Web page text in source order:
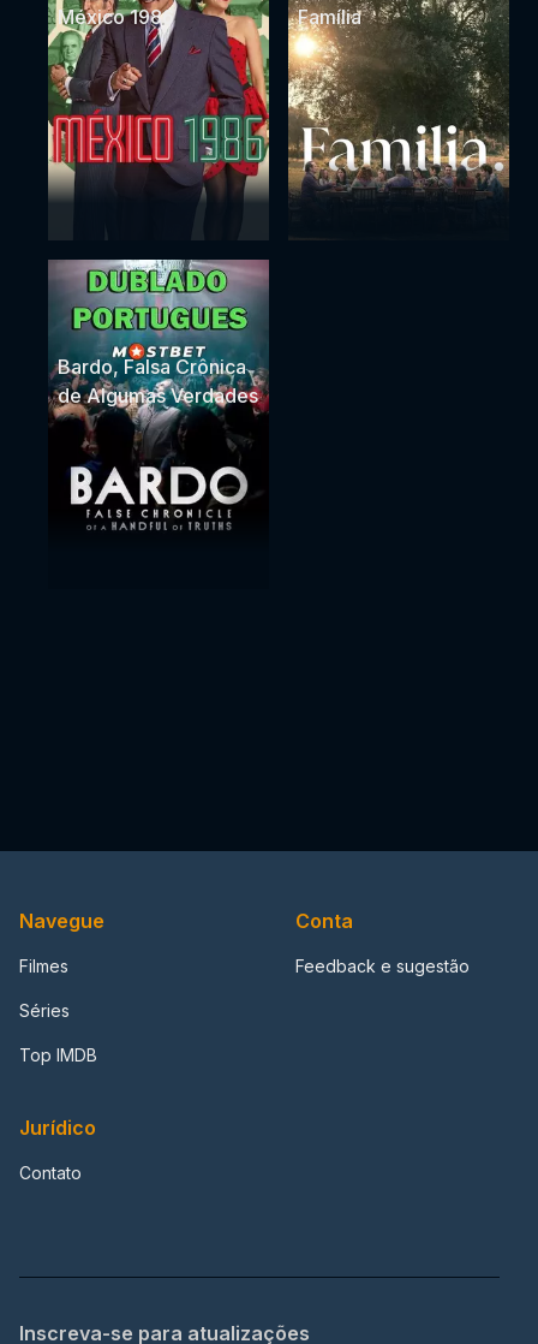
México 1986 Família
Bardo, Falsa Crônica
de Algumas Verdades
Navegue
Filmes
Séries
Top IMDB
Conta
Feedback e sugestão
Jurídico
Contato
Inscreva-se para atualizações